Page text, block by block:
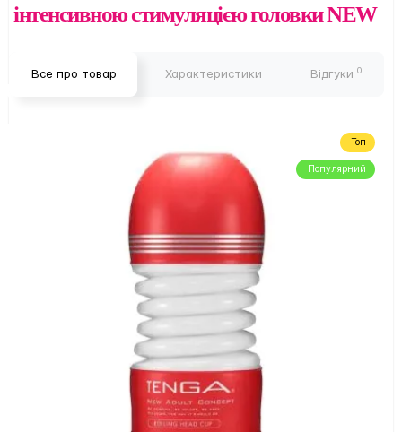
інтенсивною стимуляцією головки NEW
Все про товар Характеристики Відгуки 0
Топ
Популярний